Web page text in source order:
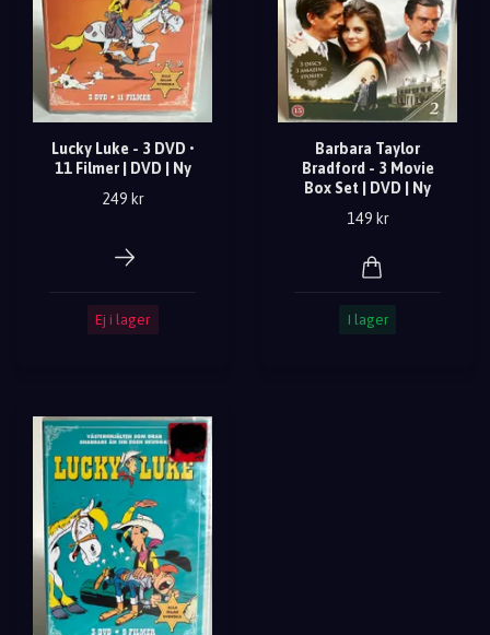
Lucky Luke - 3 DVD •
11 Filmer | DVD | Ny
249 kr
Ej i lager
Barbara Taylor
Bradford - 3 Movie
Box Set | DVD | Ny
149 kr
I lager